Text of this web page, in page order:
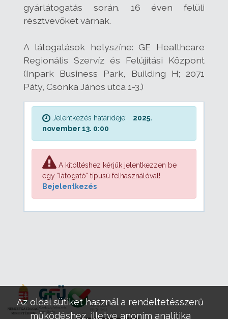
gyárlátogatás során. 16 éven felüli
résztvevőket várnak.
A látogatások helyszíne: GE Healthcare
Regionális Szervíz és Felújítási Központ
(Inpark Business Park, Building H; 2071
Páty, Csonka János utca 1-3.)
Jelentkezés határideje:
2025.
november 13. 0:00
A kitöltéshez kérjük jelentkezzen be
egy "látogató" típusú felhasználóval!
Bejelentkezés
Az oldal sütiket használ a rendeltetésszerű
működéshez, illetve anonim analitika